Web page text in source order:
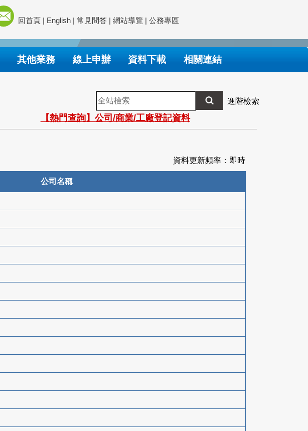
回首頁 | English | 常見問答 | 網站導覽 | 公務專區
其他業務 線上申辦 資料下載 相關連結
全
站
檢
索
進階檢索
【熱門查詢】公司/商業/工廠登記資料
資料更新頻率：即時
公司名稱